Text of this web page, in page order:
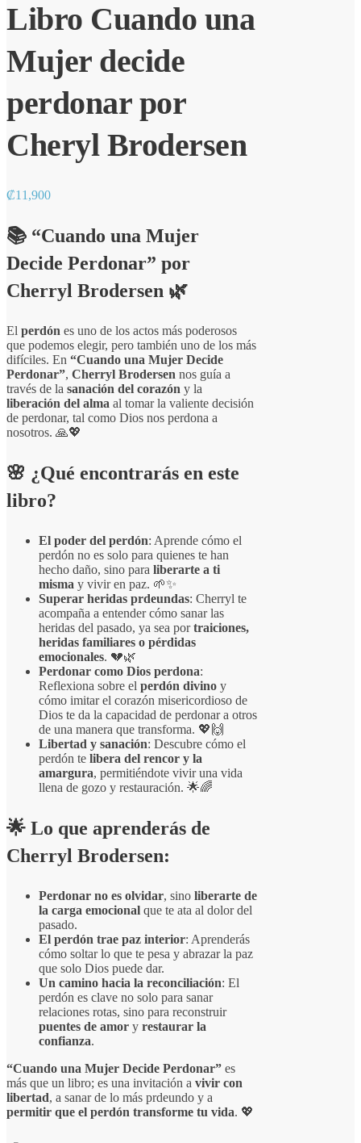
Libro Cuando una
Mujer decide
perdonar por
Cheryl Brodersen
₡11,900
📚 “Cuando una Mujer
Decide Perdonar” por
Cherryl Brodersen 🌿
El perdón es uno de los actos más poderosos
que podemos elegir, pero también uno de los más
difíciles. En “Cuando una Mujer Decide
Perdonar”, Cherryl Brodersen nos guía a
través de la sanación del corazón y la
liberación del alma al tomar la valiente decisión
de perdonar, tal como Dios nos perdona a
nosotros. 🙏💖
🌸 ¿Qué encontrarás en este
libro?
El poder del perdón: Aprende cómo el
perdón no es solo para quienes te han
hecho daño, sino para liberarte a ti
misma y vivir en paz. 🌱✨
Superar heridas prdeundas: Cherryl te
acompaña a entender cómo sanar las
heridas del pasado, ya sea portraiciones,
heridas familiares o pérdidas
emocionales. 💔🌿
Perdonar como Dios perdona:
Reflexiona sobre el perdón divino y
cómo imitar el corazón misericordioso de
Dios te da la capacidad de perdonar a otros
de una manera que transforma. 💖🙌
Libertad y sanación: Descubre cómo el
perdón te libera del rencor y la
amargura, permitiéndote vivir una vida
llena de gozo y restauración. 🌟🌈
🌟 Lo que aprenderás de
Cherryl Brodersen:
Perdonar no es olvidar, sino liberarte de
la carga emocional que te ata al dolor del
pasado.
El perdón trae paz interior: Aprenderás
cómo soltar lo que te pesa y abrazar la paz
que solo Dios puede dar.
Un camino hacia la reconciliación: El
perdón es clave no solo para sanar
relaciones rotas, sino para reconstruir
puentes de amor y restaurar la
confianza.
“Cuando una Mujer Decide Perdonar” es
más que un libro; es una invitación a vivir con
libertad, a sanar de lo más prdeundo y a
permitir que el perdón transforme tu vida. 💖